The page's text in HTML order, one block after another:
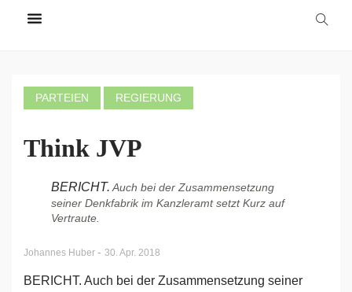
PARTEIEN REGIERUNG
Think JVP
BERICHT. Auch bei der Zusammensetzung
seiner Denkfabrik im Kanzleramt setzt Kurz auf
Vertraute.
Johannes Huber - 30. Apr. 2018
BERICHT. Auch bei der Zusammensetzung seiner